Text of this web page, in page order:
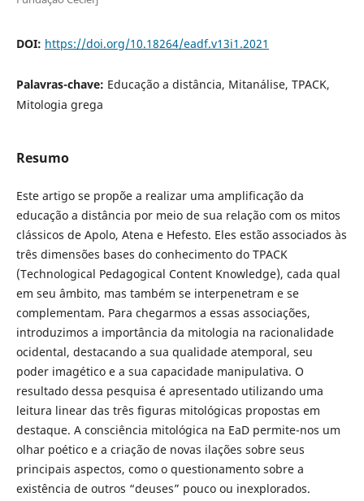
DOI: https://doi.org/10.18264/eadf.v13i1.2021
Palavras-chave: Educação a distância, Mitanálise, TPACK,
Mitologia grega
Resumo
Este artigo se propõe a realizar uma amplificação da
educação a distância por meio de sua relação com os mitos
clássicos de Apolo, Atena e Hefesto. Eles estão associados às
três dimensões bases do conhecimento do TPACK
(Technological Pedagogical Content Knowledge), cada qual
em seu âmbito, mas também se interpenetram e se
complementam. Para chegarmos a essas associações,
introduzimos a importância da mitologia na racionalidade
ocidental, destacando a sua qualidade atemporal, seu
poder imagético e a sua capacidade manipulativa. O
resultado dessa pesquisa é apresentado utilizando uma
leitura linear das três figuras mitológicas propostas em
destaque. A consciência mitológica na EaD permite-nos um
olhar poético e a criação de novas ilações sobre seus
principais aspectos, como o questionamento sobre a
existência de outros “deuses” pouco ou inexplorados.